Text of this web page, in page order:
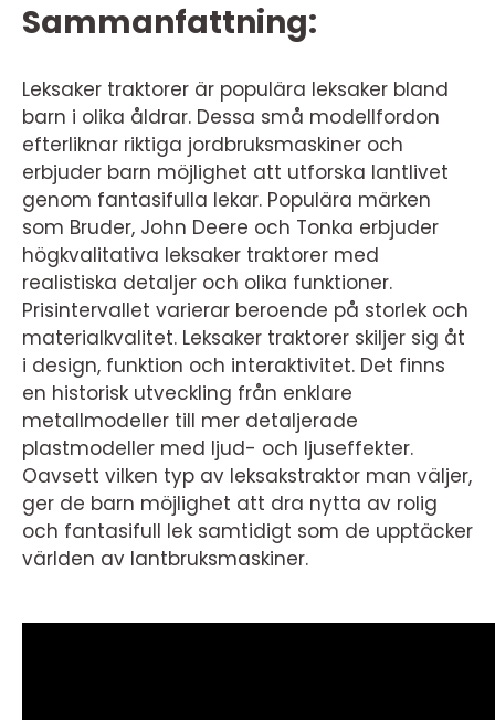
Sammanfattning:
Leksaker traktorer är populära leksaker bland
barn i olika åldrar. Dessa små modellfordon
efterliknar riktiga jordbruksmaskiner och
erbjuder barn möjlighet att utforska lantlivet
genom fantasifulla lekar. Populära märken
som Bruder, John Deere och Tonka erbjuder
högkvalitativa leksaker traktorer med
realistiska detaljer och olika funktioner.
Prisintervallet varierar beroende på storlek och
materialkvalitet. Leksaker traktorer skiljer sig åt
i design, funktion och interaktivitet. Det finns
en historisk utveckling från enklare
metallmodeller till mer detaljerade
plastmodeller med ljud- och ljuseffekter.
Oavsett vilken typ av leksakstraktor man väljer,
ger de barn möjlighet att dra nytta av rolig
och fantasifull lek samtidigt som de upptäcker
världen av lantbruksmaskiner.